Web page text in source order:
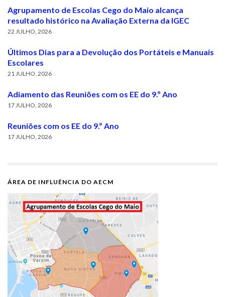
Agrupamento de Escolas Cego do Maio alcança
resultado histórico na Avaliação Externa da IGEC
22 JULHO, 2026
Últimos Dias para a Devolução dos Portáteis e Manuais
Escolares
21 JULHO, 2026
Adiamento das Reuniões com os EE do 9.º Ano
17 JULHO, 2026
Reuniões com os EE do 9.º Ano
17 JULHO, 2026
ÁREA DE INFLUÊNCIA DO AECM